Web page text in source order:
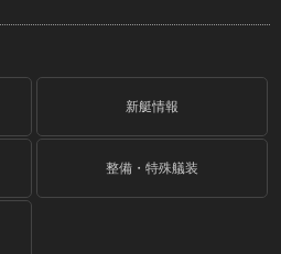
新艇情報
整備・特殊艤装